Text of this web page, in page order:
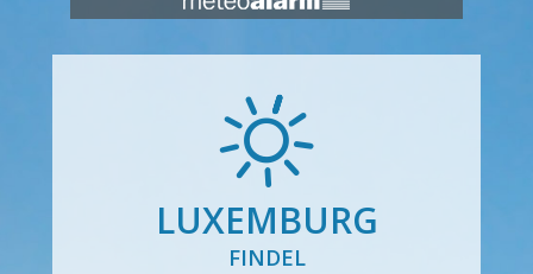
LUXEMBURG
FINDEL